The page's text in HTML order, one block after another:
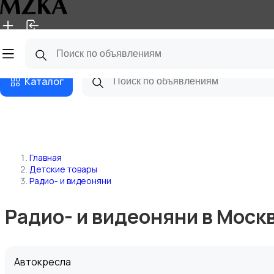
Главная Магазины
Каталог
Главная
Детские товары
Радио- и видеоняни
Радио- и видеоняни в
Автокресла